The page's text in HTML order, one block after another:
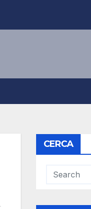
CERCA